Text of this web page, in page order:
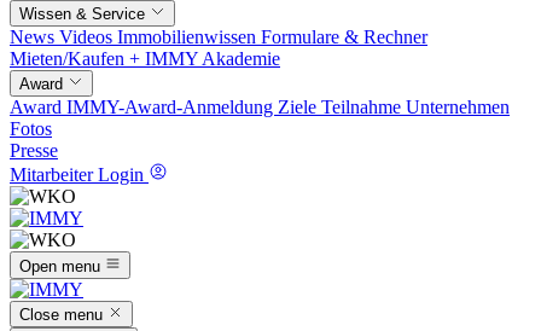
Wissen & Service
News Videos Immobilienwissen Formulare & Rechner
Mieten/Kaufen + IMMY Akademie
Award
Award IMMY-Award-Anmeldung Ziele Teilnahme Unternehmen
Fotos
Presse
Mitarbeiter Login
Open menu
Close menu